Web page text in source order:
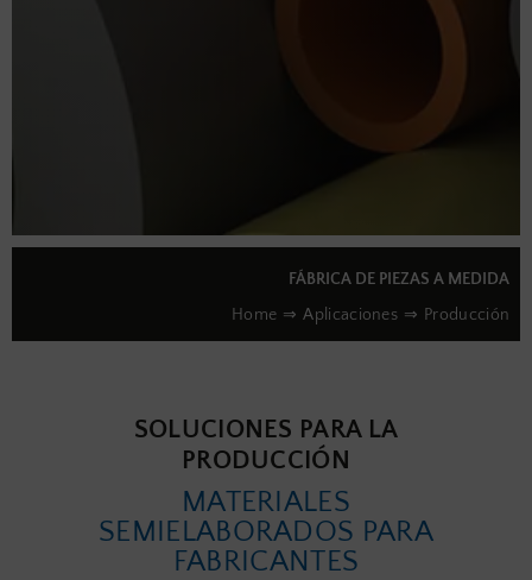
FÁBRICA DE PIEZAS A MEDIDA
Home
Aplicaciones Producción
SOLUCIONES PARA LA
PRODUCCIÓN
MATERIALES
SEMIELABORADOS PARA
FABRICANTES